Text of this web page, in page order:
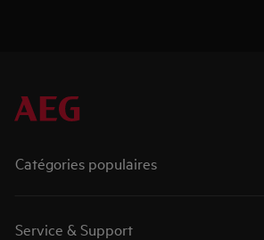
Catégories populaires
Service & Support